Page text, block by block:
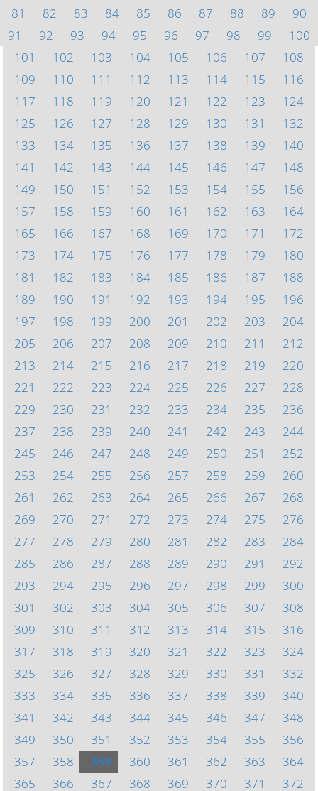
81
82 83 84 85 86 87 88 89
90
91
92 93 94 95 96 97 98 99
100
101
102 103 104 105 106 107
108
109
110 111 112 113 114 115
116
117
118 119 120 121 122 123
124
125
126 127 128 129 130 131
132
133
134 135 136 137 138 139
140
141
142 143 144 145 146 147
148
149
150 151 152 153 154 155
156
157
158 159 160 161 162 163
164
165
166 167 168 169 170 171
172
173
174 175 176 177 178 179
180
181
182 183 184 185 186 187
188
189
190 191 192 193 194 195
196
197
198 199 200 201 202 203
204
205
206 207 208 209 210 211
212
213
214 215 216 217 218 219
220
221
222 223 224 225 226 227
228
229
230 231 232 233 234 235
236
237
238 239 240 241 242 243
244
245
246 247 248 249 250 251
252
253
254 255 256 257 258 259
260
261
262 263 264 265 266 267
268
269
270 271 272 273 274 275
276
277
278 279 280 281 282 283
284
285
286 287 288 289 290 291
292
293
294 295 296 297 298 299
300
301
302 303 304 305 306 307
308
309
310 311 312 313 314 315
316
317
318 319 320 321 322 323
324
325
326 327 328 329 330 331
332
333
334 335 336 337 338 339
340
341
342 343 344 345 346 347
348
349
350 351 352 353 354 355
356
357
358 359 360 361 362 363
364
365
366 367 368 369 370 371 372